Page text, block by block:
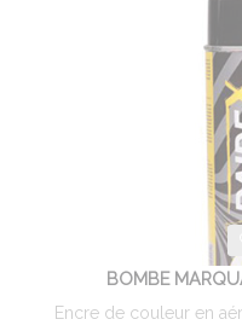
BOMBE
Encre de couleur en